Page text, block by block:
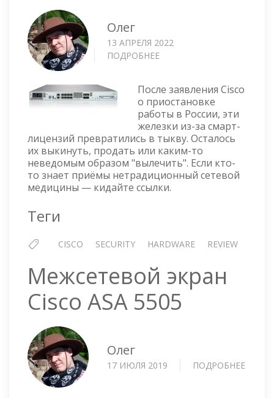
Олег
13 АПРЕЛЯ 2022
ПОДРОБНЕЕ
1150
SECURITY
APPLIANCE
—
МЕЖСЕТЕВОЙ
ЭКРАН
После заявления Cisco
о приостановке
работы в России, эти
железки из-за смарт-
лицензий превратились в тыкву. Осталось
их выкинуть, продать или каким-то
неведомым образом "вылечить". Если кто-
то знает приёмы нетрадиционный сетевой
медицины — кидайте ссылки.
Теги
CISCO SECURITY HARDWARE REVIEW
Межсетевой экран
Cisco ASA 5505
Олег
17 ИЮЛЯ 2019 ПОДРОБНЕЕ